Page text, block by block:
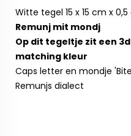
Witte tegel 15 x 15 cm x
Remunj mit mondj
Op dit tegeltje zit een
matching kleur
Caps letter en mondje
Remunjs dialect